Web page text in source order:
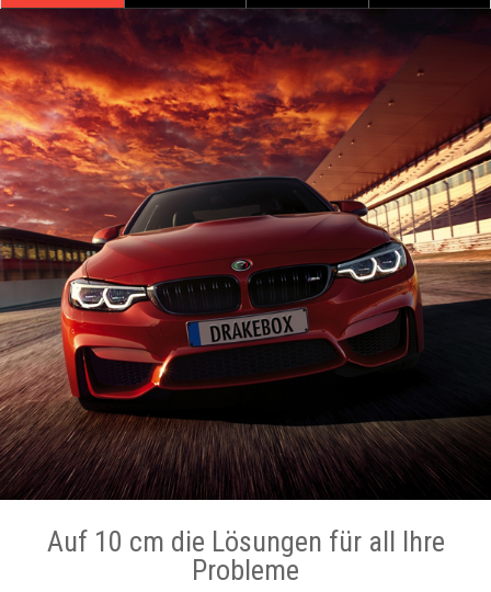
Auf 10 cm die Lösungen für all Ihre
Probleme